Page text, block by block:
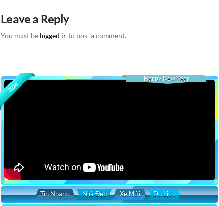
Leave a Reply
You must be logged in to post a comment.
2026
Happy New Year
Tin Nhanh Nhà Đẹp Xe Mới Du Lịch